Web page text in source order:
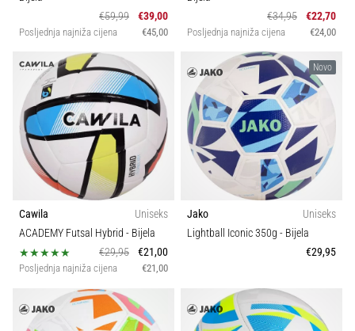
€59,99
€39,00
Posljednja najniža cijena €45,00
€34,95
€22,70
Posljednja najniža cijena €24,00
Cawila
Uniseks
ACADEMY Futsal Hybrid - Bijela
€29,95
€21,00
Posljednja najniža cijena €21,00
Novo
Jako
Uniseks
Lightball Iconic 350g - Bijela
€29,95